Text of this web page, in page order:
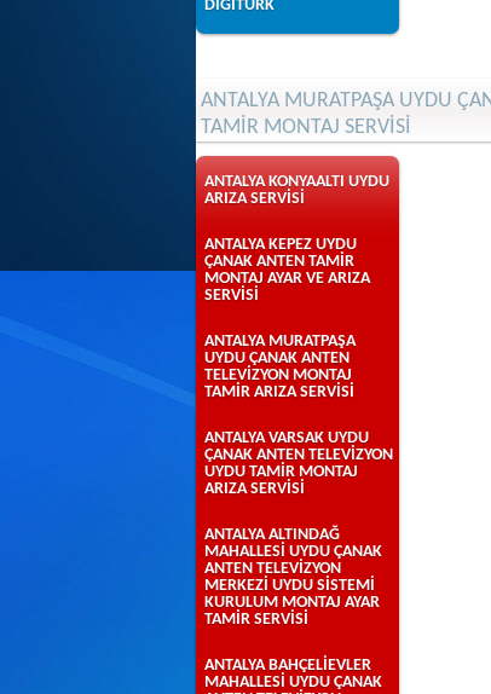
DİGİTÜRK
ANTALYA MURATPAŞA UYDU
TAMİR MONTAJ SERVİSİ
ANTALYA KONYAALTI UYDU
ARIZA SERVİSİ
ANTALYA KEPEZ UYDU
ÇANAK ANTEN TAMİR
MONTAJ AYAR VE ARIZA
SERVİSİ
ANTALYA MURATPAŞA
UYDU ÇANAK ANTEN
TELEVİZYON MONTAJ
TAMİR ARIZA SERVİSİ
ANTALYA VARSAK UYDU
ÇANAK ANTEN TELEVİZYON
UYDU TAMİR MONTAJ
ARIZA SERVİSİ
ANTALYA ALTINDAĞ
MAHALLESİ UYDU ÇANAK
ANTEN TELEVİZYON
MERKEZİ UYDU SİSTEMİ
KURULUM MONTAJ AYAR
TAMİR SERVİSİ
ANTALYA BAHÇELİEVLER
MAHALLESİ UYDU ÇANAK